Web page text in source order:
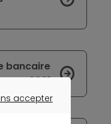
bancaire
en 2021
accepter